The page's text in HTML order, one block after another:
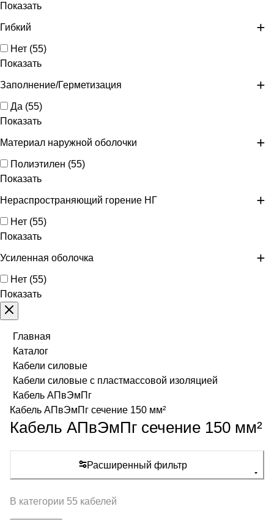
Показать
Гибкий
Нет (55)
Показать
Заполнение/Герметизация
Да (55)
Показать
Материал наружной оболочки
Полиэтилен (55)
Показать
Нераспространяющий горение НГ
Нет (55)
Показать
Усиленная оболочка
Нет (55)
Показать
Главная
Каталог
Кабели силовые
Кабели силовые с пластмассовой изоляцией
Кабель АПвЭмПг
Кабель АПвЭмПг сечение 150 мм²
Кабель АПвЭмПг сечение 150 мм²
Расширенный фильтр
В категории 55 кабелей